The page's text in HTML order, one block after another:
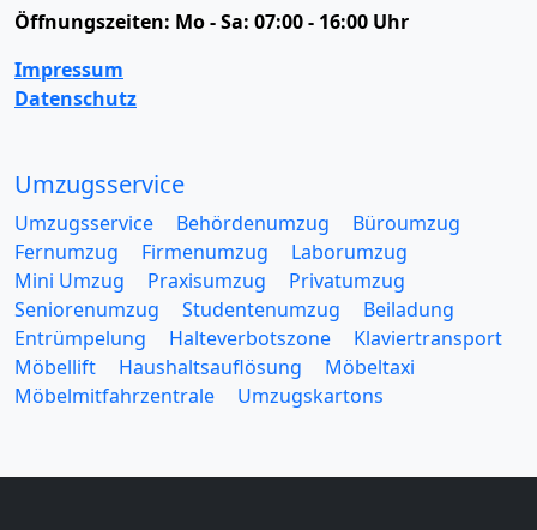
Öffnungszeiten: Mo - Sa: 07:00 - 16:00 Uhr
Impressum
Datenschutz
Umzugsservice
Umzugsservice Behördenumzug
Büroumzug
Fernumzug
Firmenumzug
Laborumzug
Mini Umzug
Praxisumzug
Privatumzug
Seniorenumzug
Studentenumzug
Beiladung
Entrümpelung
Halteverbotszone
Klaviertransport
Möbellift
Haushaltsauflösung
Möbeltaxi
Möbelmitfahrzentrale
Umzugskartons